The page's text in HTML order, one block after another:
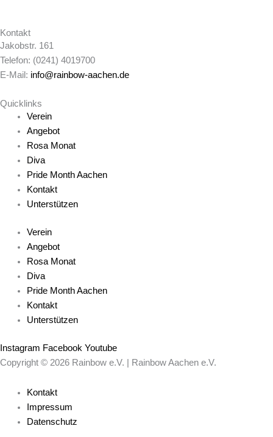
Kontakt
Jakobstr. 161
Telefon: (0241) 4019700
E-Mail: info@rainbow-aachen.de
Quicklinks
Verein
Angebot
Rosa Monat
Diva
Pride Month Aachen
Kontakt
Unterstützen
Verein
Angebot
Rosa Monat
Diva
Pride Month Aachen
Kontakt
Unterstützen
Instagram Facebook Youtube
Copyright © 2026 Rainbow e.V. | Rainbow Aachen e.V.
Kontakt
Impressum
Datenschutz